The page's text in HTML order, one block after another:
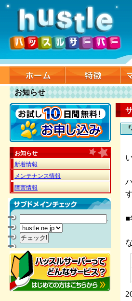
お知らせ
お知らせ
新着情報
メンテナンス情報
障害情報
.
■